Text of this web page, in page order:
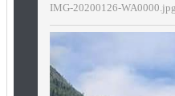
IMG-20200126-